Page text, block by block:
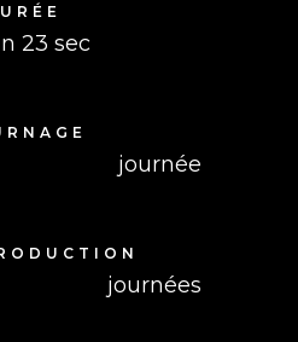
23 sec
journée
journées